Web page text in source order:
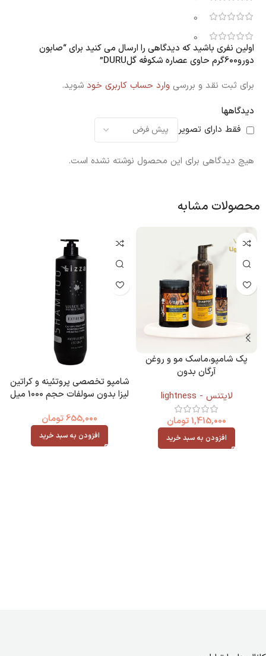
0
0
دیدگاهها
فقط دارای تصویر
هیچ دیدگاهی برای این محصول نوشته نشده است.
اولین نفری باشید که دیدگاهی را ارسال می کنید برای “صابون
دورو600گرم حاوی عصاره شکوفه گلDURU”
برای ثبت نقد و بررسی وارد حساب کاربری خود شوید.
محصولات مشابه
پک شامپو،ماسک مو و روغن
آرگان بدون
یل)لایتنس - lightness
1,415,000تومان
افزودن به سبد خرید
شامپو تخصصی پروتئینه و کراتین
لیزا بدون سولفات حجم 1000 میل
655,000تومان
افزودن به سبد خرید